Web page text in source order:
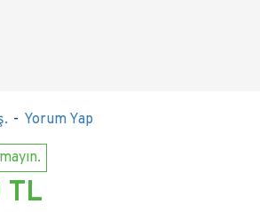
- Yorum Yap